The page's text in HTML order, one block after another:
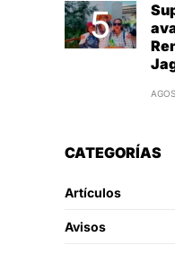
CATEGORÍAS
Artículos
Avisos